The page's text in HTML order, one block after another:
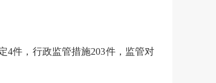
4件，行政监管措施203件，监管对